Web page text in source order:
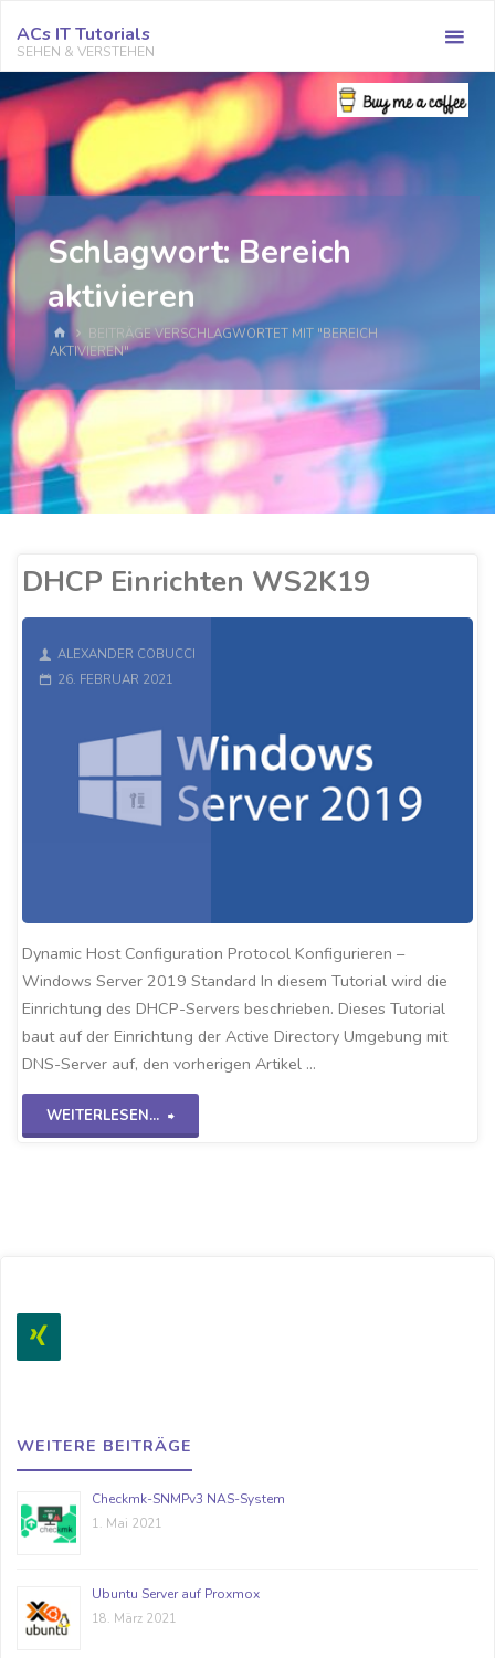
Inhalt
springen
ACs IT Tutorials
SEHEN & VERSTEHEN
Schlagwort:Bereich
aktivieren
STARTBEITRÄGE VERSCHLAGWORTET MIT "BEREICH
AKTIVIEREN"
DHCP Einrichten WS2K19
ALEXANDER COBUCCI
26. FEBRUAR 2021
Dynamic Host Configuration Protocol Konfigurieren –
Windows Server 2019 Standard In diesem Tutorial wird die
Einrichtung des DHCP-Servers beschrieben. Dieses Tutorial
baut auf der Einrichtung der Active Directory Umgebung mit
DNS-Server auf, den vorherigen Artikel …
WEITERLESEN...
"DHCP
WEITERE BEITRÄGE
Checkmk-SNMPv3 NAS-System
1. Mai 2021
Ubuntu Server auf Proxmox
18. März 2021